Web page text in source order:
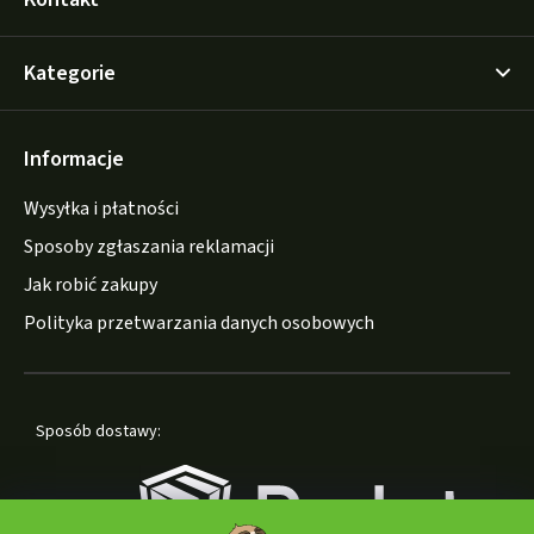
Kategorie
Informacje
Wysyłka i płatności
Sposoby zgłaszania reklamacji
Jak robić zakupy
Polityka przetwarzania danych osobowych
Sposób dostawy: